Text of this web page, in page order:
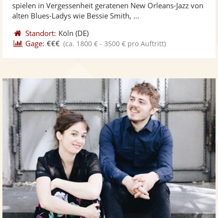
spielen in Vergessenheit geratenen New Orleans-Jazz von
alten Blues-Ladys wie Bessie Smith, ...
Standort: Köln (DE)
Gage: €€€ (ca. 1800 € - 3500 € pro Auftritt)